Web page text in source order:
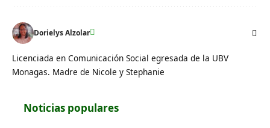
Dorielys Alzolar
Licenciada en Comunicación Social egresada de la UBV
Monagas. Madre de Nicole y Stephanie
Noticias populares